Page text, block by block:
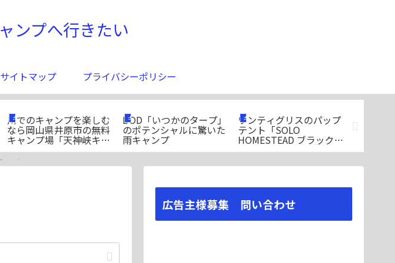
サイトマップ プライバシーポリシー
キャンプ場紹介
川でのキャンプを楽しむ
なら岡山県井原市の無料
キャンプ場「天神峡キャ
ンプ場」がおすすめ
ギア
DOD「いつかのタープ」
のポテンシャルに驚いた
雨キャンプ
ギア
ワンティグリスのパップ
テント「SOLO
HOMESTEAD ブラック
TC」が追加登場
アルコー
使える
ン」のご
広告主様募集 問い合わせ